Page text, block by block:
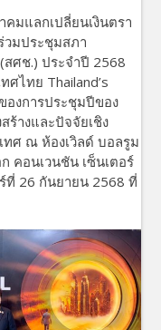
มแลกเปลี่ยนเงินตรา
วมประชุมสภา
ศช.) ประจำปี 2568
ศไทย Thailand’s
องการประชุมปีของ
ร้างและปัจจัยเชิง
ศ ณ ห้องเวิลด์ บอลรูม
คอนเวนชัน เซ็นเตอร์
ที่ 26 กันยายน 2568 ที่